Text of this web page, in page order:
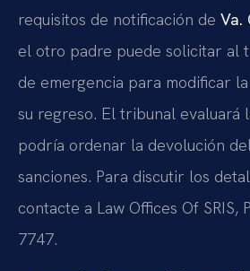
requisitos de notificación de Va.
el otro padre puede solicitar al
de emergencia para modificar
su regreso. El tribunal evaluará
podría ordenar la devolución
sanciones. Para discutir los
contacte a Law Offices Of SRIS,
7747.